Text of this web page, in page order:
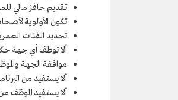
تقديم حافز مالي
تكون الأولوية
تحديد الفئات
ألا توظف أي جهة
موافقة الجهة
ألا يستفيد من
ألا يستفيد الموظف